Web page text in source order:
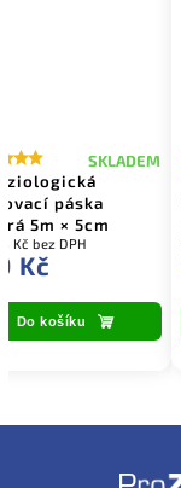
páska
5m × 5cm
SKLADEM
Kč bez DPH
Kč
Do košíku